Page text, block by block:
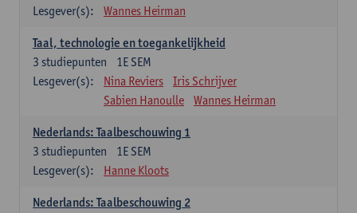
Lesgever(s):
Wannes Heirman
Taal, technologie en toegankelijkheid
1E SEM
3 studiepunten
Lesgever(s):
Nina Reviers
Iris Schrijver
Sabien Hanoulle
Wannes Heirman
Nederlands: Taalbeschouwing 1
1E SEM
3 studiepunten
Lesgever(s):
Hanne Kloots
Nederlands: Taalbeschouwing 2